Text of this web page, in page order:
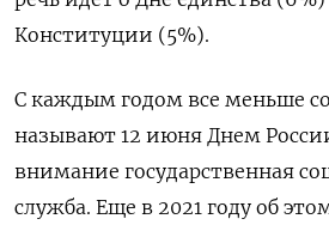
Конституции (5%).
С каждым годом все меньше
называют 12 июня Днем
внимание государственная
служба. Еще в 2021 году об